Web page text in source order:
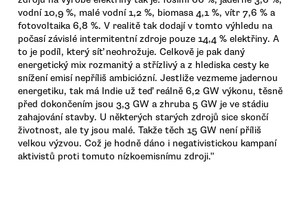
vodní 10,9 %, malé vodní 1,2 %, biomasa 4,1 %, vítr 7,6 % a
fotovoltaika 6,8 %. V realitě tak dodají v tomto výhledu na
počasí závislé intermitentní zdroje pouze 14,4 % elektřiny. A
to je podíl, který síť neohrožuje. Celkově je pak daný
energetický mix rozmanitý a střízlivý a z hlediska cesty ke
snížení emisí nepříliš ambiciózní. Jestliže vezmeme jadernou
energetiku, tak má Indie už teď reálně 6,2 GW výkonu, těsně
před dokončením jsou 3,3 GW a zhruba 5 GW je ve stádiu
zahajování stavby. U některých starých zdrojů sice skončí
životnost, ale ty jsou malé. Takže těch 15 GW není příliš
velkou výzvou. Což je hodně dáno i negativistickou kampaní
aktivistů proti tomuto nízkoemisnímu zdroji."